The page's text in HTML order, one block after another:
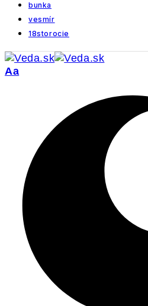
bunka
vesmír
18storocie
Veľkosť
Aa